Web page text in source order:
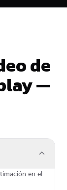
de
—
en el